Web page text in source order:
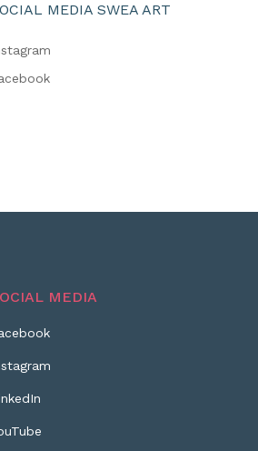
MEDIA SWEA ART
MEDIA